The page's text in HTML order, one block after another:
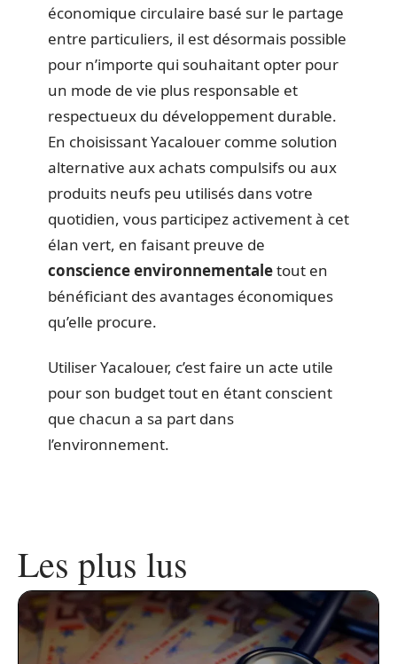
économique circulaire basé sur le partage
entre particuliers, il est désormais possible
pour n’importe qui souhaitant opter pour
un mode de vie plus responsable et
respectueux du développement durable.
En choisissant Yacalouer comme solution
alternative aux achats compulsifs ou aux
produits neufs peu utilisés dans votre
quotidien, vous participez activement à cet
élan vert, en faisant preuve de
conscience environnementaletout en
bénéficiant des avantages économiques
qu’elle procure.
Utiliser Yacalouer, c’est faire un acte utile
pour son budget tout en étant conscient
que chacun a sa part dans
l’environnement.
Les plus lus